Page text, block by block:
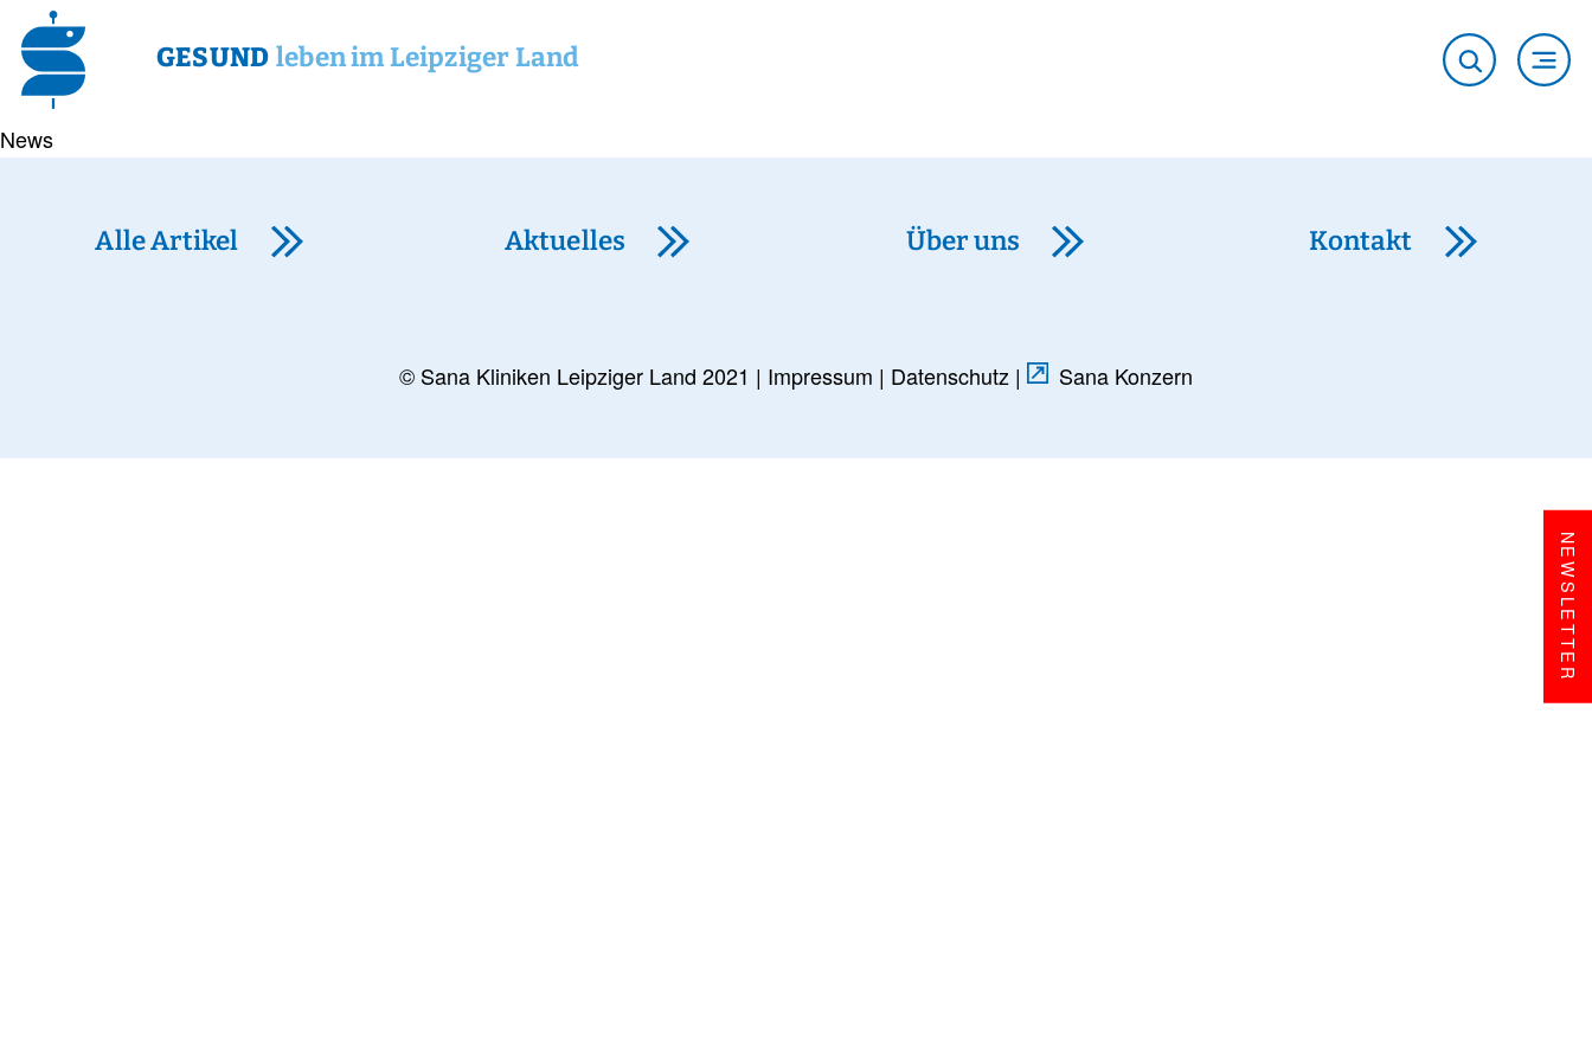
GESUND leben im Leipziger Land
News
Alle Artikel Aktuelles Über uns Kontakt
© Sana Kliniken Leipziger Land 2021 | Impressum | Datenschutz | Sana Konzern
NEWSLETTER